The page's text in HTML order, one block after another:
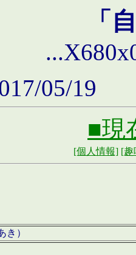
「
05/19
■現
[個人情報] [趣
き）